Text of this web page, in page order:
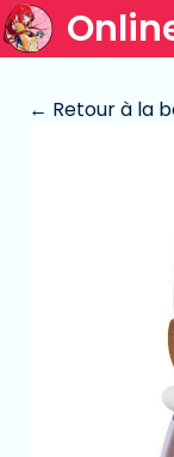
← Retour à la